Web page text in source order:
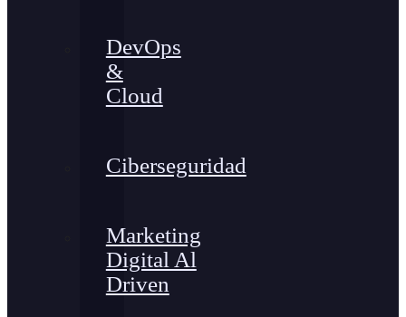
DevOps
&
Cloud
Ciberseguridad
Marketing
Digital Al
Driven